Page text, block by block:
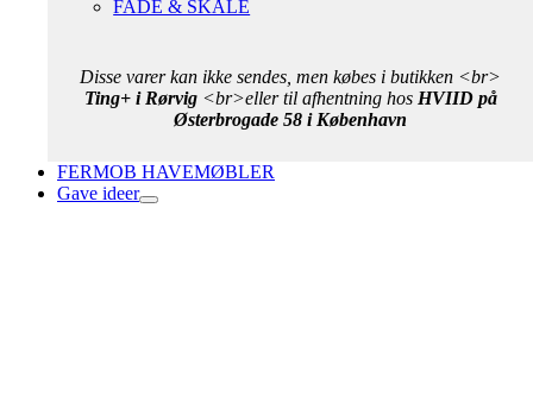
FADE & SKÅLE
Disse varer kan ikke sendes, men købes i butikken <br>
Ting+ i Rørvig<br>eller til afhentning hos HVIID på
Østerbrogade 58 i København
FERMOB HAVEMØBLER
Gave ideer